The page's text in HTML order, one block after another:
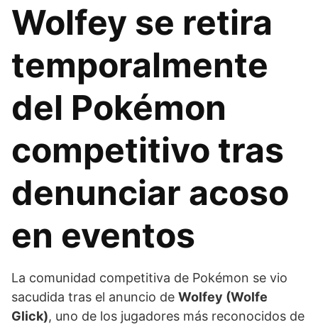
Wolfey se retira
temporalmente
del Pokémon
competitivo tras
denunciar acoso
en eventos
La comunidad competitiva de Pokémon se vio
sacudida tras el anuncio de Wolfey (Wolfe
Glick), uno de los jugadores más reconocidos de